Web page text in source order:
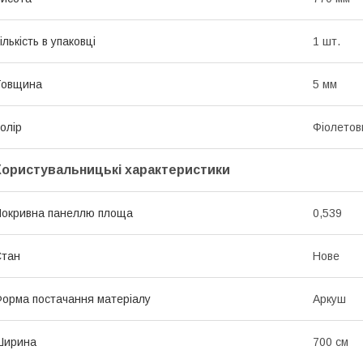
в упаковці 1 шт.
5 мм
характеристики
панеллю площа 0,539
Нове
постачання матеріалу Аркуш
700 см